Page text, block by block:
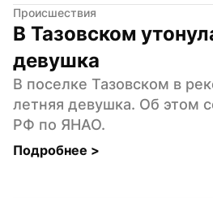
Происшествия
В Тазовском
девушка
В поселке Тазовском в
летняя девушка. Об этом
РФ по ЯНАО.
Подробнее >